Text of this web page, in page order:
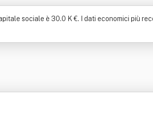
sociale è 30.0 K €. I dati economici più